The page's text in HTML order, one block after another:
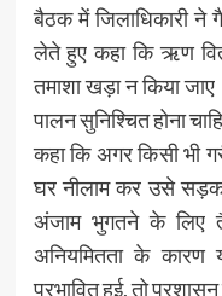
बैठक में जिलाधिकारी ने
लेते हुए कहा कि ऋण
तमाशा खड़ा न किया
पालन सुनिश्चित होना
कहा कि अगर किसी भी
घर नीलाम कर उसे
अंजाम भुगतने के लिए
अनियमितता के कारण
प्रभावित हुई, तो